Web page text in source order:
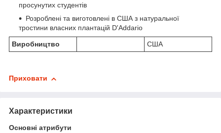
просунутих студентів
Розроблені та виготовлені в США з натуральної
тростини власних плантацій D'Addario
Виробництво США
Приховати
Характеристики
Основні атрибути